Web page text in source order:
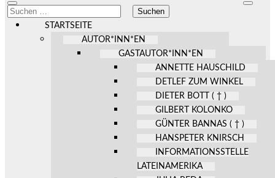
Mobile-
Menü
ein-/ausblenden
Suchen
nach:
STARTSEITE
AUTOR*INN*EN
GASTAUTOR*INN*EN
ANNETTE HAUSCHILD
DETLEF ZUM WINKEL
DIETER BOTT ( † )
GILBERT KOLONKO
GÜNTER BANNAS ( † )
HANSPETER KNIRSCH
INFORMATIONSSTELLE
LATEINAMERIKA